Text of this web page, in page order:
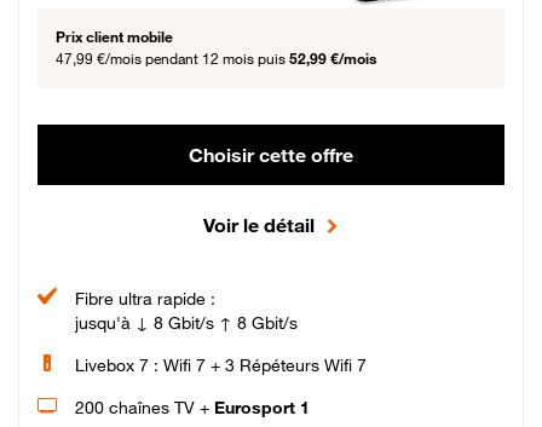
Prix client mobile
47,99 €/mois pendant 12 mois puis 52,99 €/mois
Choisir cette offre
Voir le détail
Fibre ultra rapide :
jusqu'à ↓ 8 Gbit/s ↑ 8 Gbit/s
Livebox 7 : Wifi 7 + 3 Répéteurs Wifi 7
200 chaînes TV + Eurosport 1